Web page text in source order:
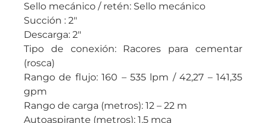
Sello mecánico / retén: Sello mecánico
Succión : 2″
Descarga: 2″
Tipo de conexión: Racores para cementar
(rosca)
Rango de flujo: 160 – 535 lpm / 42,27 – 141,35
gpm
Rango de carga (metros): 12 – 22 m
Autoaspirante (metros): 1.5 mca